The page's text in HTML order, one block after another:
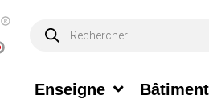
Enseigne